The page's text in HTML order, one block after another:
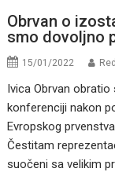
Obrvan o
smo dovoljno
15/01/2022
Ivica Obrvan
konferenciji nakon
Evropskog
Čestitam
suočeni sa velikim